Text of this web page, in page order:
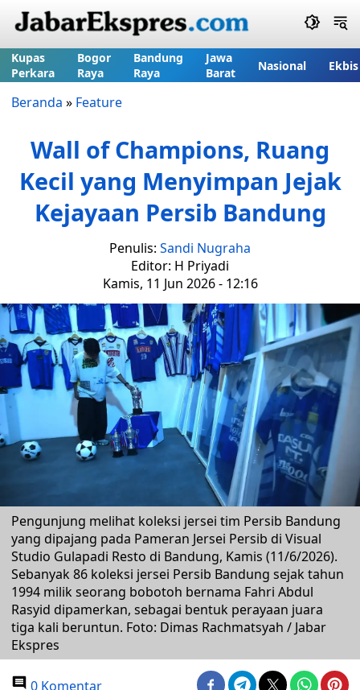
Kupas
Perkara
Bogor
Raya
Bandung
Raya
Jawa
Barat
Nasional Ekbis
Beranda » Feature
Wall of Champions, Ruang
Kecil yang Menyimpan Jejak
Kejayaan Persib Bandung
Penulis: Sandi Nugraha
Editor: H Priyadi
Kamis, 11 Jun 2026 - 12:16
Pengunjung melihat koleksi jersei tim Persib Bandung
yang dipajang pada Pameran Jersei Persib di Visual
Studio Gulapadi Resto di Bandung, Kamis (11/6/2026).
Sebanyak 86 koleksi jersei Persib Bandung sejak tahun
1994 milik seorang bobotoh bernama Fahri Abdul
Rasyid dipamerkan, sebagai bentuk perayaan juara
tiga kali beruntun. Foto: Dimas Rachmatsyah / Jabar
Ekspres
0 Komentar